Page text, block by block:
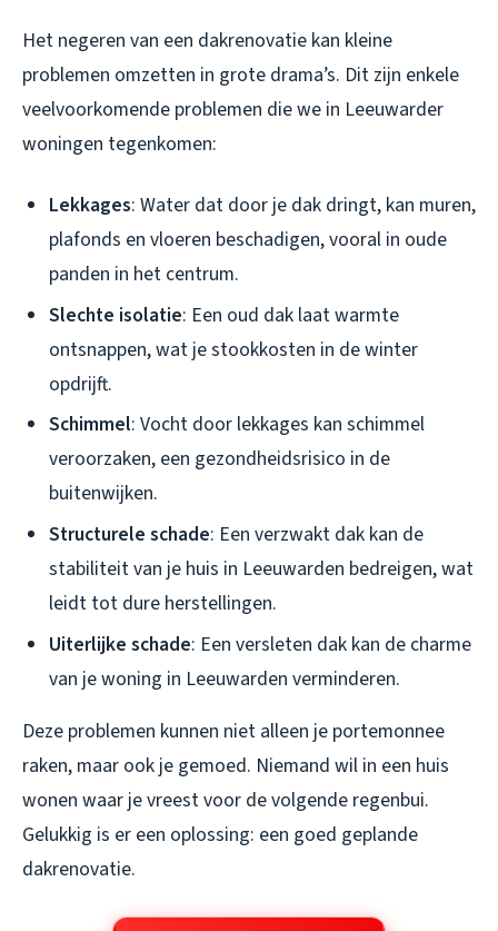
Het negeren van een dakrenovatie kan kleine
problemen omzetten in grote drama’s. Dit zijn enkele
veelvoorkomende problemen die we in Leeuwarder
woningen tegenkomen:
Lekkages: Water dat door je dak dringt, kan muren,
plafonds en vloeren beschadigen, vooral in oude
panden in het centrum.
Slechte isolatie: Een oud dak laat warmte
ontsnappen, wat je stookkosten in de winter
opdrijft.
Schimmel: Vocht door lekkages kan schimmel
veroorzaken, een gezondheidsrisico in de
buitenwijken.
Structurele schade: Een verzwakt dak kan de
stabiliteit van je huis in Leeuwarden bedreigen, wat
leidt tot dure herstellingen.
Uiterlijke schade: Een versleten dak kan de charme
van je woning in Leeuwarden verminderen.
Deze problemen kunnen niet alleen je portemonnee
raken, maar ook je gemoed. Niemand wil in een huis
wonen waar je vreest voor de volgende regenbui.
Gelukkig is er een oplossing: een goed geplande
dakrenovatie.